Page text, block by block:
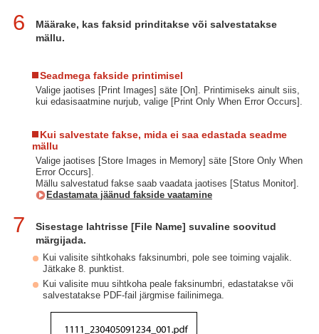
6
Määrake, kas faksid prinditakse või salvestatakse
mällu.
Seadmega fakside printimisel
Valige jaotises [Print Images] säte [On]. Printimiseks ainult siis,
kui edasisaatmine nurjub, valige [Print Only When Error Occurs].
Kui salvestate fakse, mida ei saa edastada seadme
mällu
Valige jaotises [Store Images in Memory] säte [Store Only When
Error Occurs].
Mällu salvestatud fakse saab vaadata jaotises [Status Monitor].
Edastamata jäänud fakside vaatamine
7
Sisestage lahtrisse [File Name] suvaline soovitud
märgijada.
Kui valisite sihtkohaks faksinumbri, pole see toiming vajalik.
Jätkake 8. punktist.
Kui valisite muu sihtkoha peale faksinumbri, edastatakse või
salvestatakse PDF-fail järgmise failinimega.